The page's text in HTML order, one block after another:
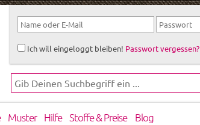
Ich will eingeloggt bleiben! Passwort vergessen?
Muster Hilfe Stoffe & Preise Blog